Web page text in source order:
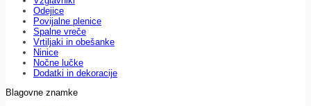
Odejice
Povijalne plenice
Spalne vreče
Vrtiljaki in obešanke
Ninice
Nočne lučke
Dodatki in dekoracije
Blagovne znamke